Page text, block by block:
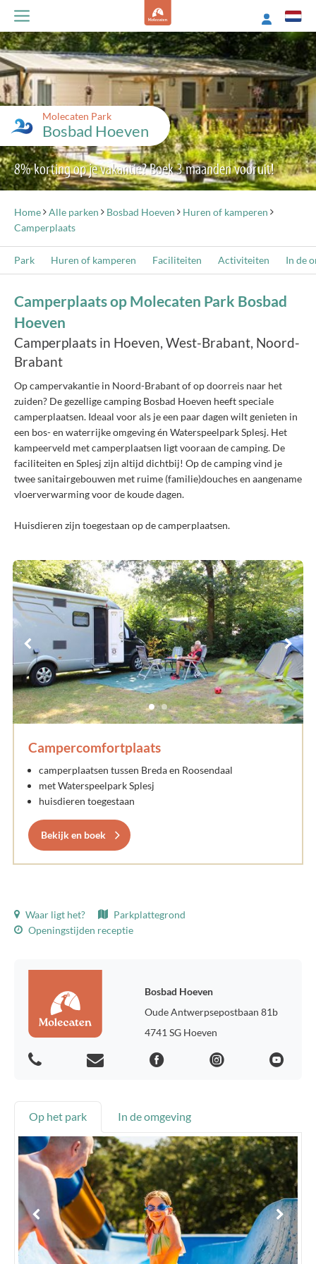
Molecaten Park
Bosbad Hoeven
8% korting op je vakantie? Boek 3 maanden vooruit!
Home Alle parken Bosbad Hoeven
Huren of kamperen
Camperplaats
Park Huren of kamperen Faciliteiten Activiteiten In de
Camperplaats op Molecaten Park Bosbad
Hoeven
Camperplaats in Hoeven, West-Brabant, Noord-
Brabant
Op campervakantie in Noord-Brabant of op doorreis naar het
zuiden? De gezellige camping Bosbad Hoeven heeft speciale
camperplaatsen. Ideaal voor als je een paar dagen wilt genieten in
een bos- en waterrijke omgeving én Waterspeelpark Splesj. Het
kampeerveld met camperplaatsen ligt vooraan de camping. De
faciliteiten en Splesj zijn altijd dichtbij! Op de camping vind je
twee sanitairgebouwen met ruime (familie)douches en aangename
vloerverwarming voor de koude dagen.
Huisdieren zijn toegestaan op de camperplaatsen.
Campercomfortplaats
camperplaatsen tussen Breda en Roosendaal
met Waterspeelpark Splesj
huisdieren toegestaan
Bekijk en boek
Waar ligt het?
Parkplattegrond
Openingstijden receptie
Bosbad Hoeven
Oude Antwerpsepostbaan 81b
4741 SG Hoeven
Op het park In de omgeving